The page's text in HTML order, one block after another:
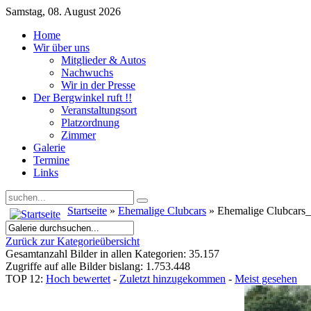
Samstag, 08. August 2026
Home
Wir über uns
Mitglieder & Autos
Nachwuchs
Wir in der Presse
Der Bergwinkel ruft !!
Veranstaltungsort
Platzordnung
Zimmer
Galerie
Termine
Links
Startseite » Ehemalige Clubcars » Ehemalige
Zurück zur Kategorieübersicht
Gesamtanzahl Bilder in allen Kategorien: 35.157
Zugriffe auf alle Bilder bislang: 1.753.448
TOP 12: Hoch bewertet - Zuletzt hinzugekommen - Meist gesehen